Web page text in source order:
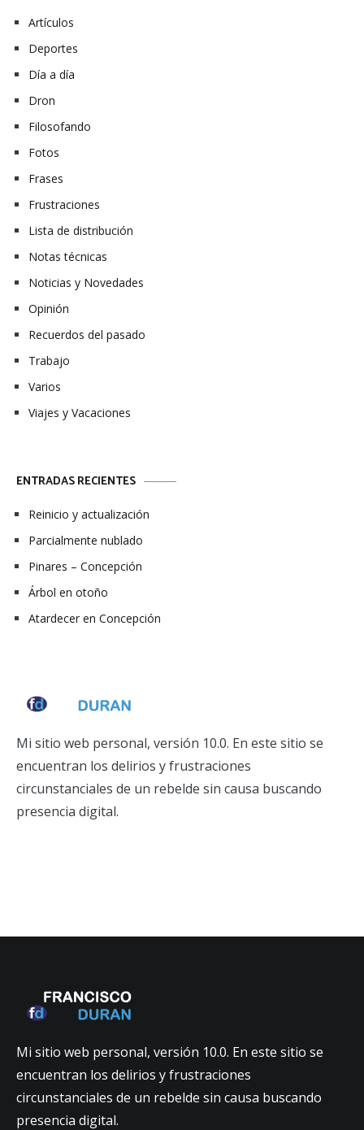
Artículos
Deportes
Día a día
Dron
Filosofando
Fotos
Frases
Frustraciones
Lista de distribución
Notas técnicas
Noticias y Novedades
Opinión
Recuerdos del pasado
Trabajo
Varios
Viajes y Vacaciones
ENTRADAS RECIENTES
Reinicio y actualización
Parcialmente nublado
Pinares – Concepción
Árbol en otoño
Atardecer en Concepción
Mi sitio web personal, versión 10.0. En este sitio se
encuentran los delirios y frustraciones
circunstanciales de un rebelde sin causa buscando
presencia digital.
Mi sitio web personal, versión 10.0. En este sitio se
encuentran los delirios y frustraciones
circunstanciales de un rebelde sin causa buscando
presencia digital.